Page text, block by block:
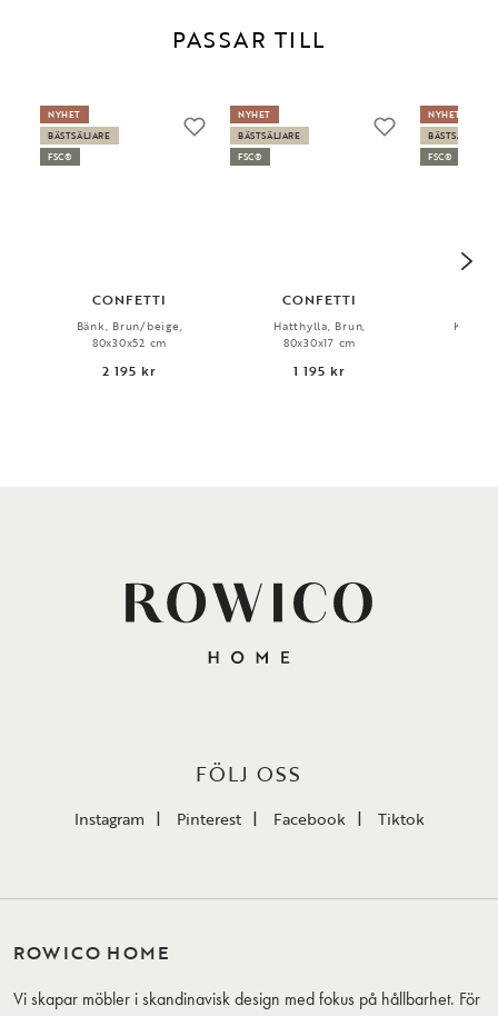
PASSAR TILL
CONFETTI
Bänk, Brun/beige,
80x30x52 cm
2 195 kr
NYHET
BÄSTSÄLJARE
FSC®
CONFETTI
Hatthylla, Brun,
80x30x17 cm
1 195 kr
NYHET
BÄSTSÄLJARE
FSC®
NYHET
BÄSTSÄLJARE
FSC®
FÖLJ OSS
Instagram Pinterest Facebook Tiktok
ROWICO HOME
Vi skapar möbler i skandinavisk design med fokus på hållbarhet. För